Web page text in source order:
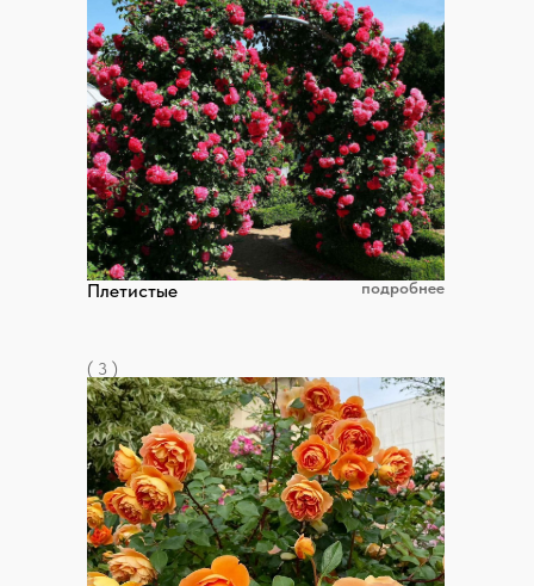
( 3 )
Плетистые подробнее